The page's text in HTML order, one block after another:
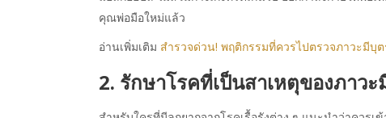
คุณพ่อมือใหม่แล้ว
อ่านเพิ่มเติม สำรวจด่วน! พฤติกรรมที่ควรไปตรวจภาวะมีบุ
2. รักษาโรคที่เป็นสาเหตุของภาว